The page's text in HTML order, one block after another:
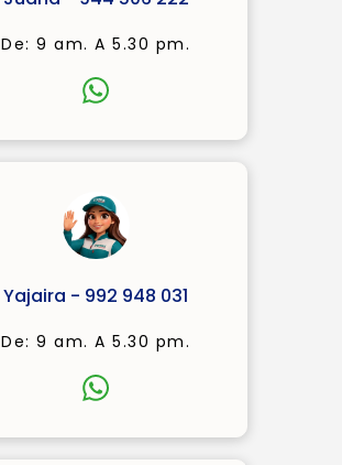
De: 9 am. A 5.30 pm.
Yajaira - 992 948 031
De: 9 am. A 5.30 pm.